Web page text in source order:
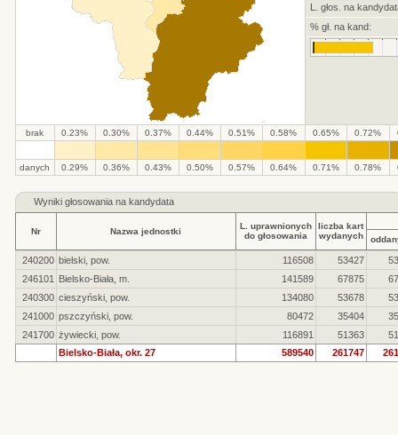
L. głos. na
% gł. na kand:
brak 0.23% 0.30% 0.37% 0.44% 0.51% 0.58% 0.65% 0.72%
danych 0.29% 0.36% 0.43% 0.50% 0.57% 0.64% 0.71% 0.78%
Wyniki głosowania na kandydata
Nr Nazwa jednostki
L. uprawnionych
do głosowania
liczba kart
wydanych
240200 bielski, pow. 116508 53427
246101
Bielsko-Biała, m. 141589 67875
240300 cieszyński, pow. 134080 53678
241000 pszczyński, pow. 80472 35404
241700 żywiecki, pow. 116891 51363
Bielsko-Biała, okr. 27
589540 261747